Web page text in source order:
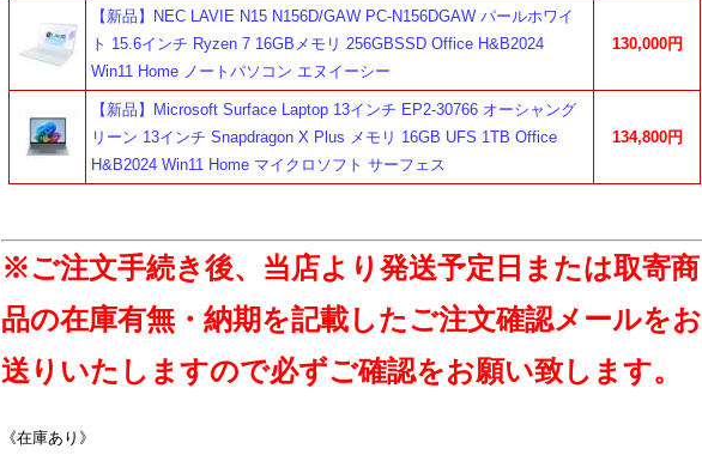
【新品】NEC LAVIE N15 N156D/GAW PC-N156DGAW パールホワイ
ト 15.6インチ Ryzen 7 16GBメモリ 256GBSSD Office H&B2024
Win11 Home ノートパソコン エヌイーシー
130,000円
【新品】Microsoft Surface Laptop 13インチ EP2-30766 オーシャング
リーン 13インチ Snapdragon X Plus メモリ 16GB UFS 1TB Office
H&B2024 Win11 Home マイクロソフト サーフェス
134,800円
※ご注文手続き後、当店より発送予定日または取寄商
品の在庫有無・納期を記載したご注文確認メールをお
送りいたしますので必ずご確認をお願い致します。
《在庫あり》